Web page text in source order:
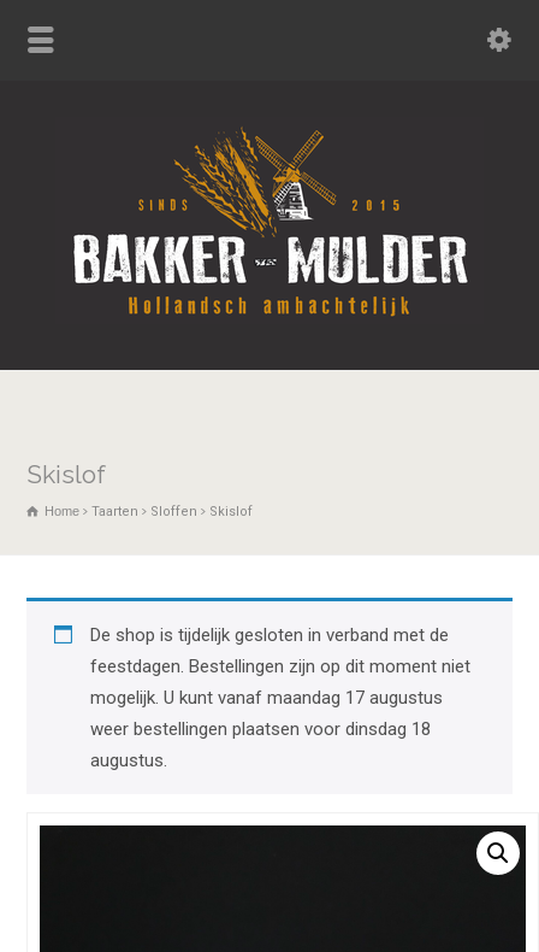
Skislof
Home Taarten Sloffen Skislof
De shop is tijdelijk gesloten in verband met de
feestdagen. Bestellingen zijn op dit moment niet
mogelijk. U kunt vanaf maandag 17 augustus
weer bestellingen plaatsen voor dinsdag 18
augustus.